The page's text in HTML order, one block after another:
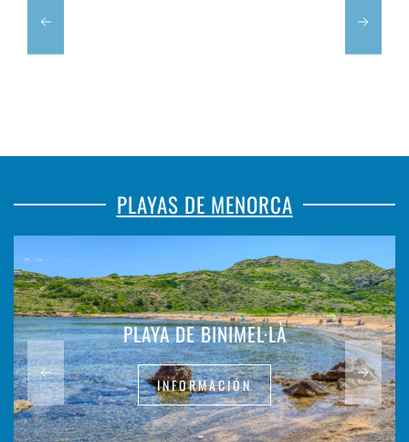
PLAYAS DE MENORCA
PLAYA DE BINIMEL·LÀ
INFORMACIÓN